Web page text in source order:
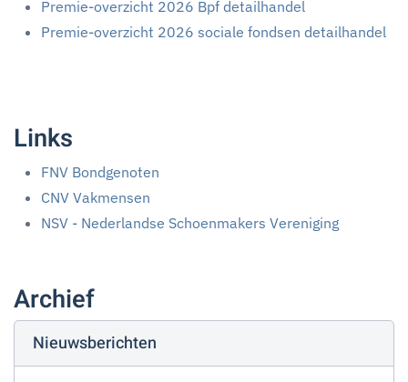
Premie-overzicht 2026 Bpf detailhandel
Premie-overzicht 2026 sociale fondsen detailhandel
Links
FNV Bondgenoten
CNV Vakmensen
NSV - Nederlandse Schoenmakers Vereniging
Archief
Nieuwsberichten